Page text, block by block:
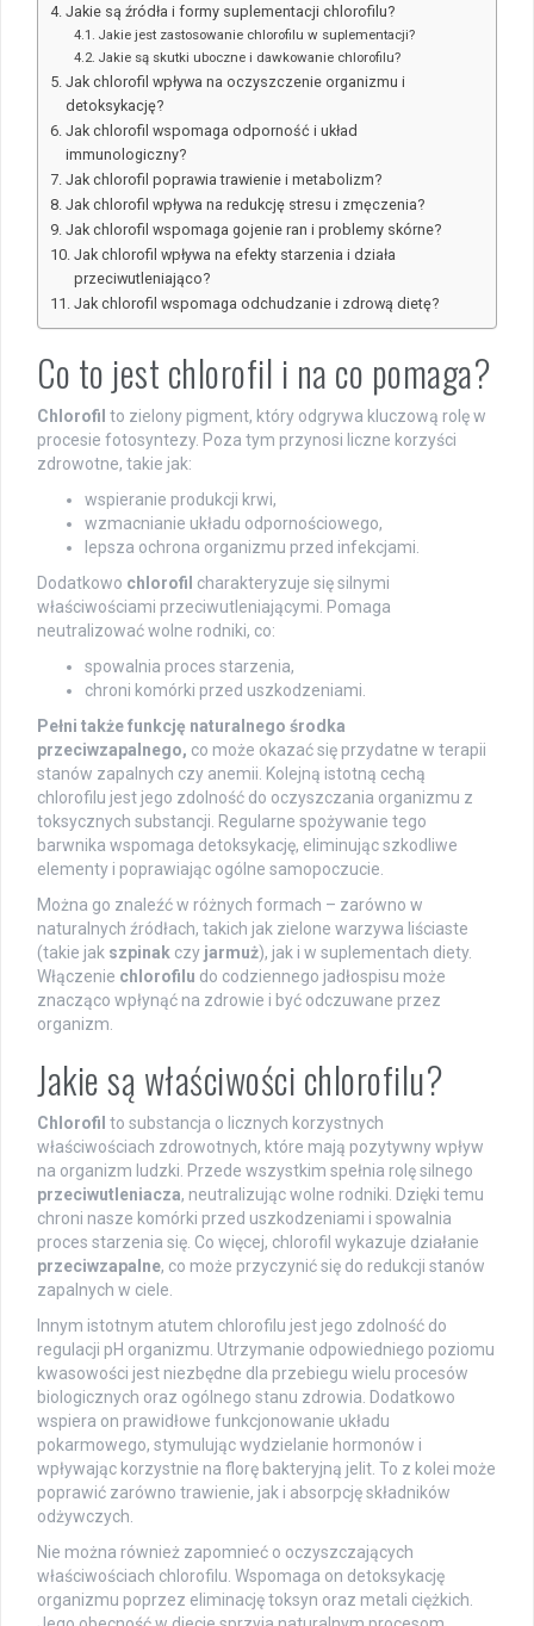
Jakie są źródła i formy suplementacji chlorofilu?
Jakie jest zastosowanie chlorofilu w suplementacji?
Jakie są skutki uboczne i dawkowanie chlorofilu?
Jak chlorofil wpływa na oczyszczenie organizmu i
detoksykację?
Jak chlorofil wspomaga odporność i układ
immunologiczny?
Jak chlorofil poprawia trawienie i metabolizm?
Jak chlorofil wpływa na redukcję stresu i zmęczenia?
Jak chlorofil wspomaga gojenie ran i problemy skórne?
Jak chlorofil wpływa na efekty starzenia i działa
przeciwutleniająco?
Jak chlorofil wspomaga odchudzanie i zdrową dietę?
Co to jest chlorofil i na co pomaga?
Chlorofil to zielony pigment, który odgrywa kluczową rolę w
procesie fotosyntezy. Poza tym przynosi liczne korzyści
zdrowotne, takie jak:
wspieranie produkcji krwi,
wzmacnianie układu odpornościowego,
lepsza ochrona organizmu przed infekcjami.
Dodatkowo chlorofil charakteryzuje się silnymi
właściwościami przeciwutleniającymi. Pomaga
neutralizować wolne rodniki, co:
spowalnia proces starzenia,
chroni komórki przed uszkodzeniami.
Pełni także funkcję naturalnego środka
przeciwzapalnego, co może okazać się przydatne w terapii
stanów zapalnych czy anemii. Kolejną istotną cechą
chlorofilu jest jego zdolność do oczyszczania organizmu z
toksycznych substancji. Regularne spożywanie tego
barwnika wspomaga detoksykację, eliminując szkodliwe
elementy i poprawiając ogólne samopoczucie.
Można go znaleźć w różnych formach – zarówno w
naturalnych źródłach, takich jak zielone warzywa liściaste
(takie jak szpinak czy jarmuż), jak i w suplementach diety.
Włączenie chlorofilu do codziennego jadłospisu może
znacząco wpłynąć na zdrowie i być odczuwane przez
organizm.
Jakie są właściwości chlorofilu?
Chlorofil to substancja o licznych korzystnych
właściwościach zdrowotnych, które mają pozytywny wpływ
na organizm ludzki. Przede wszystkim spełnia rolę silnego
przeciwutleniacza, neutralizując wolne rodniki. Dzięki temu
chroni nasze komórki przed uszkodzeniami i spowalnia
proces starzenia się. Co więcej, chlorofil wykazuje działanie
przeciwzapalne, co może przyczynić się do redukcji stanów
zapalnych w ciele.
Innym istotnym atutem chlorofilu jest jego zdolność do
regulacji pH organizmu. Utrzymanie odpowiedniego poziomu
kwasowości jest niezbędne dla przebiegu wielu procesów
biologicznych oraz ogólnego stanu zdrowia. Dodatkowo
wspiera on prawidłowe funkcjonowanie układu
pokarmowego, stymulując wydzielanie hormonów i
wpływając korzystnie na florę bakteryjną jelit. To z kolei może
poprawić zarówno trawienie, jak i absorpcję składników
odżywczych.
Nie można również zapomnieć o oczyszczających
właściwościach chlorofilu. Wspomaga on detoksykację
organizmu poprzez eliminację toksyn oraz metali ciężkich.